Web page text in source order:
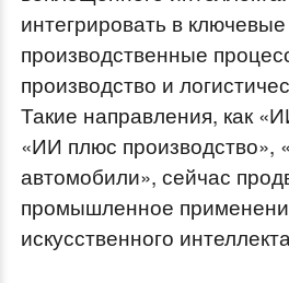
интегрировать в ключевые
производственные
производство и
Такие направления, как
«ИИ плюс
автомобили», сейчас
промышленное
искусственного